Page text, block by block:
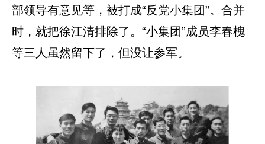
部领导有意见等，被打成“反党小集团”。合并
时，就把徐江清排除了。“小集团”成员李春槐
等三人虽然留下了，但没让参军。